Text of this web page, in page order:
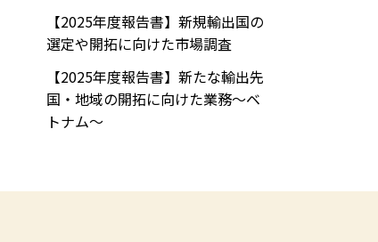
【2025年度報告書】新規輸出国の
選定や開拓に向けた市場調査
【2025年度報告書】新たな輸出先
国・地域の開拓に向けた業務～ベ
トナム～